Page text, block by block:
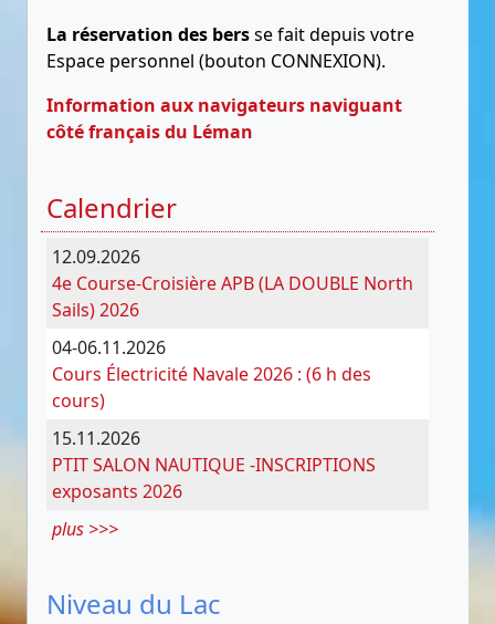
La réservation des bersse fait depuis votre
Espace personnel (bouton CONNEXION).
Information aux navigateurs naviguant
côté français du Léman
Calendrier
12.09.2026
4e Course-Croisière APB (LA DOUBLE North
Sails) 2026
04-06.11.2026
Cours Électricité Navale 2026 : (6 h des
cours)
15.11.2026
PTIT SALON NAUTIQUE -INSCRIPTIONS
exposants 2026
plus >>>
Niveau du Lac